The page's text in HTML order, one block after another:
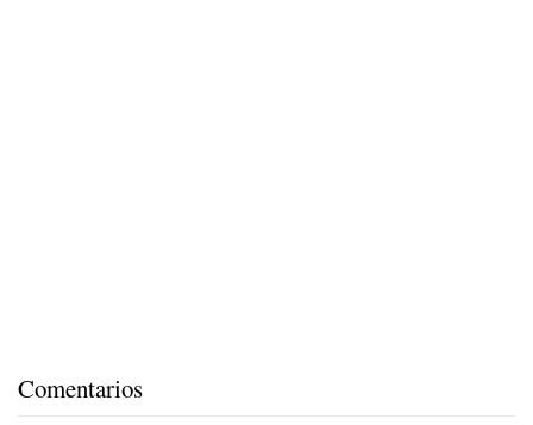
Comentarios